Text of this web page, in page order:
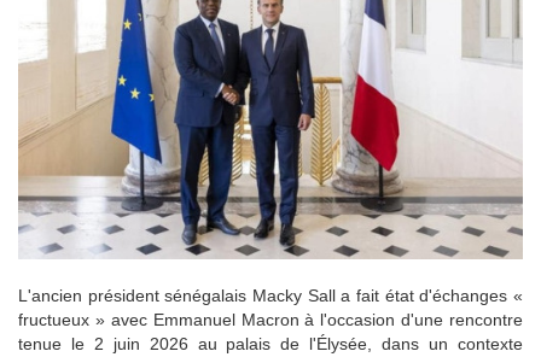
L'ancien président sénégalais Macky Sall a fait état d'échanges «
fructueux » avec Emmanuel Macron à l'occasion d'une rencontre
tenue le 2 juin 2026 au palais de l'Élysée, dans un contexte